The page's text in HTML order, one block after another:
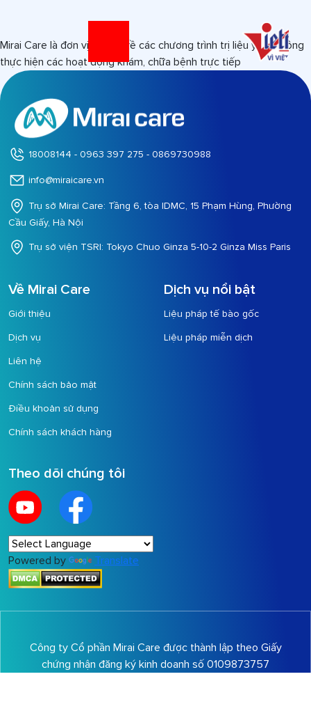
Mirai Care là đơn vị tư vấn về các chương trình trị liệu y tế, không
thực hiện các hoạt động khám, chữa bệnh trực tiếp
18008144 - 0963 397 275 - 0869730988
info@miraicare.vn
Trụ sở Mirai Care: Tầng 6, tòa IDMC, 15 Phạm Hùng, Phường
Cầu Giấy, Hà Nội
Trụ sở viện TSRI: Tokyo Chuo Ginza 5-10-2 Ginza Miss Paris
Về Mirai Care
Giới thiệu
Dịch vụ
Liên hệ
Chính sách bảo mật
Điều khoản sử dụng
Chính sách khách hàng
Dịch vụ nổi bật
Liệu pháp tế bào gốc
Liệu pháp miễn dịch
Theo dõi chúng tôi
Powered by Translate
Công ty Cổ phần Mirai Care được thành lập theo Giấy
chứng nhận đăng ký kinh doanh số 0109873757